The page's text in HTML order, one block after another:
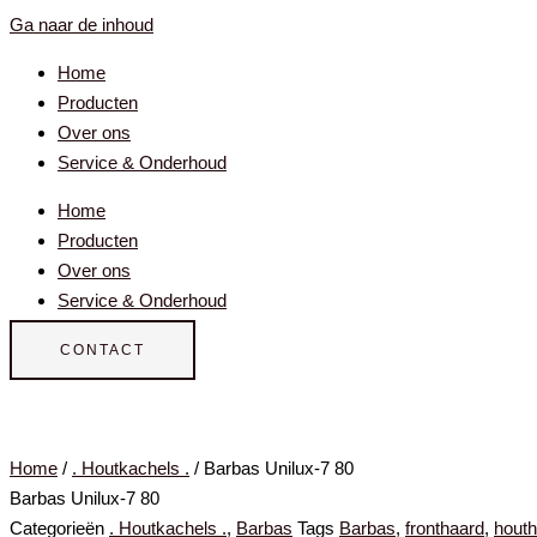
Ga naar de inhoud
Home
Producten
Over ons
Service & Onderhoud
Home
Producten
Over ons
Service & Onderhoud
CONTACT
Home / . Houtkachels . / Barbas Unilux-7 80
Barbas Unilux-7 80
Categorieën . Houtkachels ., Barbas Tags Barbas, fronthaard,